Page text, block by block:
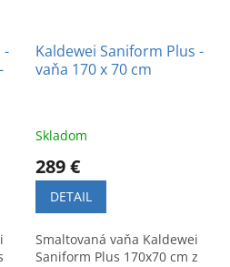
-
Kaldewei Saniform Plus -
vaňa 170 x 70 cm
Skladom
289 €
DETAIL
Smaltovaná vaňa Kaldewei
Saniform Plus 170x70 cm z